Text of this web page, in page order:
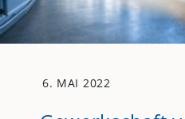
6. MAI 2022